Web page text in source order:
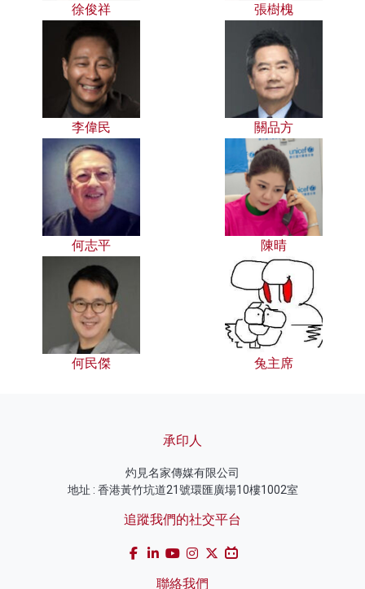
徐俊祥 張樹槐
李偉民 關品方
何志平 陳晴
何民傑 兔主席
承印人
灼見名家傳媒有限公司
地址 : 香港黃竹坑道21號環匯廣場10樓1002室
追蹤我們的社交平台
聯絡我們